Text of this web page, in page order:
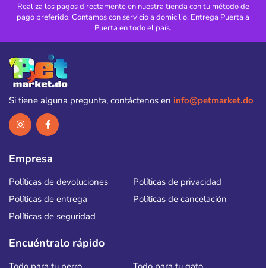
Realiza los pagos directamente en nuestra tienda con tu método de
pago preferido. Contamos con servicio a domicilio. Entrega Puerta a
Puerta en todo el país.
Si tiene alguna pregunta, contáctenos en info@petmarket.do
Empresa
Políticas de devoluciones
Políticas de privacidad
Políticas de entrega
Políticas de cancelación
Políticas de seguridad
Encuéntralo rápido